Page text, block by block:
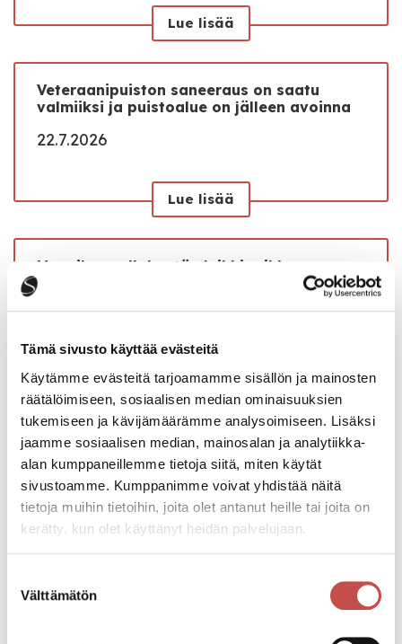
Tämä sivusto käyttää evästeitä
Käytämme evästeitä tarjoamamme sisällön ja mainosten
räätälöimiseen, sosiaalisen median ominaisuuksien
tukemiseen ja kävijämäärämme analysoimiseen. Lisäksi
jaamme sosiaalisen median, mainosalan ja analytiikka-
alan kumppaneillemme tietoja siitä, miten käytät
sivustoamme. Kumppanimme voivat yhdistää näitä
tietoja muihin tietoihin, joita olet antanut heille tai joita on
kerätty, kun olet käyttänyt heidän palvelujaan.
valinta
Välttämätön
Lue lisää
Veteraanipuiston saneeraus on saatu
valmiiksi ja puistoalue on jälleen avoinna
22.7.2026
Lue lisää
Mannilan pallokentän leikkipaikka on
jälleen avoinna
10.7.2026
Lue lisää
Kaikki ajankohtaiset